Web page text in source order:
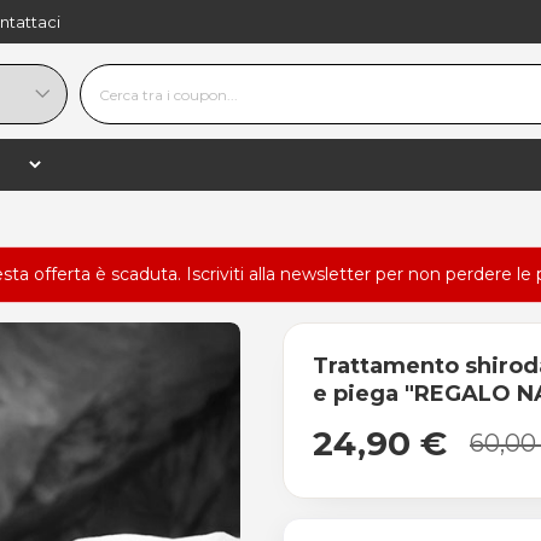
offerta è scaduta. Iscriviti alla newsletter per non perdere le
Trattamento
e piega "REGALO
24,90 €